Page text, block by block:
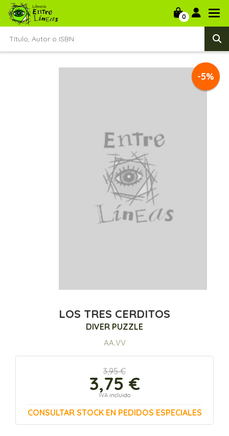
0
-5%
LOS TRES CERDITOS
DIVER PUZZLE
AA.VV
3,95 €
3,75 €
IVA incluido
CONSULTAR STOCK EN PEDIDOS ESPECIALES